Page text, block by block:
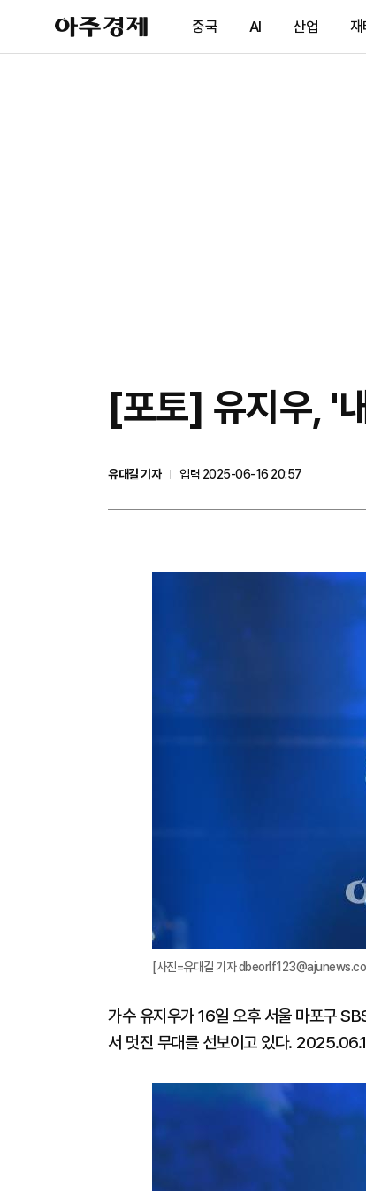
아
주
제
중국 AI 산업 재
[포토] 유지우, '
유대길 기자
입력 2025-06-16 20:57
[사진=유대길 기자
가수 유지우가 16일 오후 서울 마포구
서 멋진 무대를 선보이고 있다.